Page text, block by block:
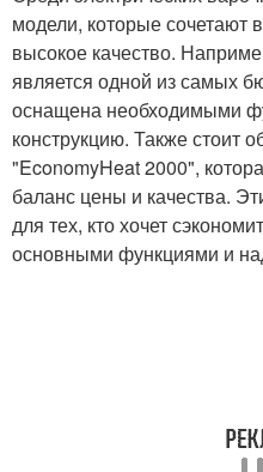
модели, которые сочетают
высокое качество.
является одной из самых
оснащена необходимыми
конструкцию. Также стоит
"EconomyHeat 2000",
баланс цены и качества.
для тех, кто хочет
основными функциями и